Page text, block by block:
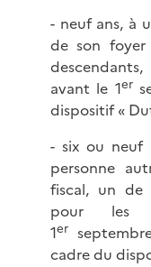
- neuf ans, à
de son foyer
avant le 1er
dispositif «
- six ou neuf
personne
fiscal, un de
pour les
1er
cadre du